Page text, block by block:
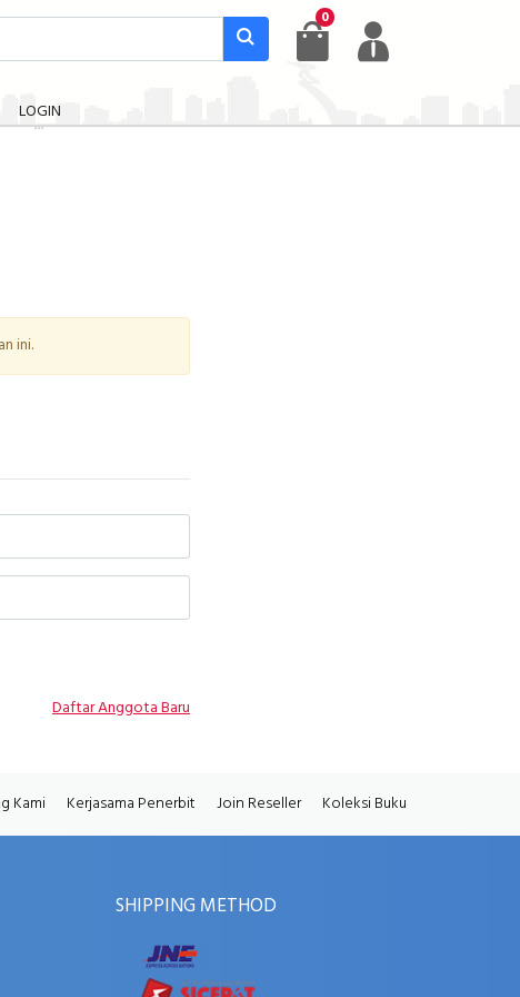
0
LOGIN
ini.
Daftar Anggota Baru
Kami Kerjasama Penerbit Join Reseller Koleksi Buku
SHIPPING METHOD